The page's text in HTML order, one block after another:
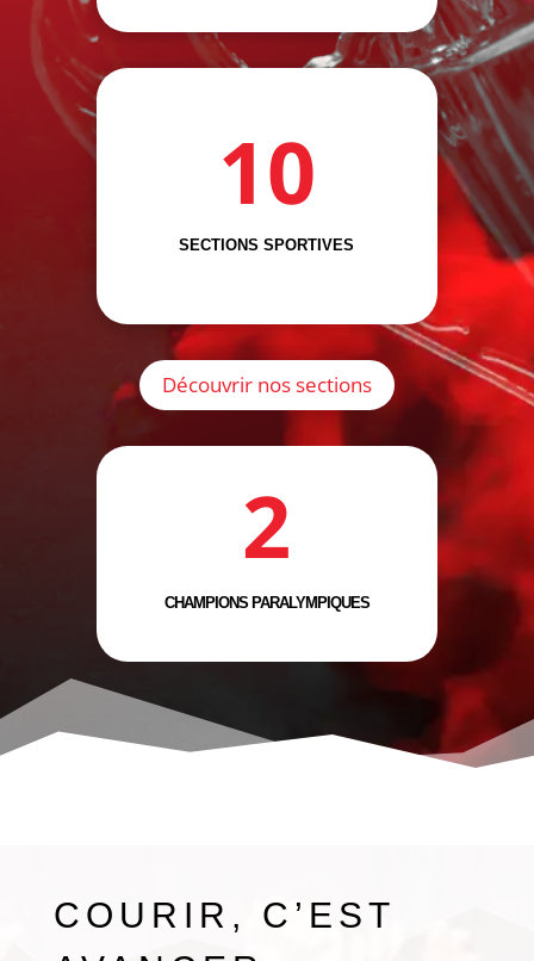
10
SECTIONS SPORTIVES
Découvrir nos sections
2
CHAMPIONS PARALYMPIQUES
COURIR, C’EST